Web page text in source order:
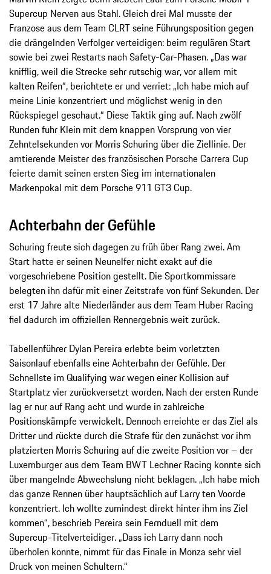
Supercup Nerven aus Stahl. Gleich drei Mal musste der
Franzose aus dem Team CLRT seine Führungsposition gegen
die drängelnden Verfolger verteidigen: beim regulären Start
sowie bei zwei Restarts nach Safety-Car-Phasen. „Das war
knifflig, weil die Strecke sehr rutschig war, vor allem mit
kalten Reifen“, berichtete er und verriet: „Ich habe mich auf
meine Linie konzentriert und möglichst wenig in den
Rückspiegel geschaut.“ Diese Taktik ging auf. Nach zwölf
Runden fuhr Klein mit dem knappen Vorsprung von vier
Zehntelsekunden vor Morris Schuring über die Ziellinie. Der
amtierende Meister des französischen Porsche Carrera Cup
feierte damit seinen ersten Sieg im internationalen
Markenpokal mit dem Porsche 911 GT3 Cup.
Achterbahn der Gefühle
Schuring freute sich dagegen zu früh über Rang zwei. Am
Start hatte er seinen Neunelfer nicht exakt auf die
vorgeschriebene Position gestellt. Die Sportkommissare
belegten ihn dafür mit einer Zeitstrafe von fünf Sekunden. Der
erst 17 Jahre alte Niederländer aus dem Team Huber Racing
fiel dadurch im offiziellen Rennergebnis weit zurück.
Tabellenführer Dylan Pereira erlebte beim vorletzten
Saisonlauf ebenfalls eine Achterbahn der Gefühle. Der
Schnellste im Qualifying war wegen einer Kollision auf
Startplatz vier zurückversetzt worden. Nach der ersten Runde
lag er nur auf Rang acht und wurde in zahlreiche
Positionskämpfe verwickelt. Dennoch erreichte er das Ziel als
Dritter und rückte durch die Strafe für den zunächst vor ihm
platzierten Morris Schuring auf die zweite Position vor – der
Luxemburger aus dem Team BWT Lechner Racing konnte sich
über mangelnde Abwechslung nicht beklagen. „Ich habe mich
das ganze Rennen über hauptsächlich auf Larry ten Voorde
konzentriert. Ich wollte zumindest direkt hinter ihm ins Ziel
kommen“, beschrieb Pereira sein Fernduell mit dem
Supercup-Titelverteidiger. „Dass ich Larry dann noch
überholen konnte, nimmt für das Finale in Monza sehr viel
Druck von meinen Schultern.“